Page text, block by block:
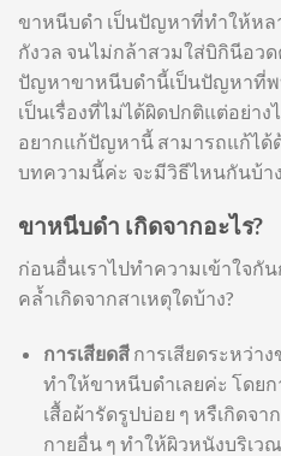
ขาหนีบดำ เป็นปัญหาที่ทำให้หล
กังวล จนไม่กล้าสวมใส่บิกินีอว
ปัญหาขาหนีบดำนี้เป็นปัญหาที่พ
เป็นเรื่องที่ไม่ได้ผิดปกติแต่อย่า
อยากแก้ปัญหานี้ สามารถแก้ได้
บทความนี้ค่ะ จะมีวิธีไหนกันบ้า
ขาหนีบดำ เกิดจากอะไร?
ก่อนอื่นเราไปทำความเข้าใจกั
คล้ำเกิดจากสาเหตุใดบ้าง?
การเสียดสีการเสียดระหว่า
ทำให้ขาหนีบดำเลยค่ะ โดยก
เสื้อผ้ารัดรูปบ่อย ๆ หรืเกิดจ
กายอื่น ๆ ทำให้ผิวหนังบริเว